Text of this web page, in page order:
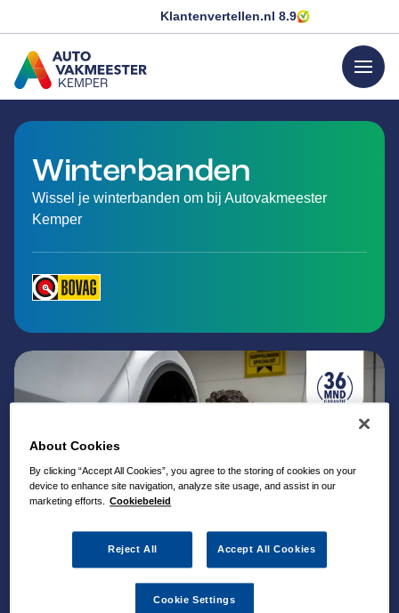
Klantenvertellen.nl 8.9
KEMPER
GA NAAR DE HOMEPAGINA
menu
Winterbanden
Wissel je winterbanden om bij Autovakmeester
Kemper
About Cookies
By clicking “Accept All Cookies”, you agree to the storing of cookies on your
device to enhance site navigation, analyze site usage, and assist in our
marketing efforts. Cookiebeleid
Reject All Accept All Cookies
Cookie Settings